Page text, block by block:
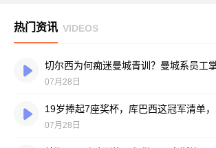
热门资讯 VIDEOS
07月28日
19岁捧起7座奖杯，库巴西这冠军清单
07月28日